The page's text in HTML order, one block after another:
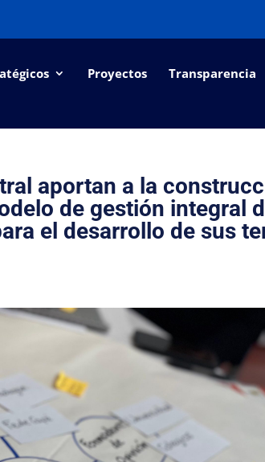
Proyectos Transparencia
aportan a la
de gestión integral
el desarrollo de sus